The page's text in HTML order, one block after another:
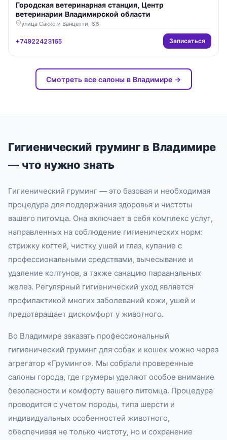
Городская ветеринарная станция, Центр
ветеринарии Владимирской области
улица Сакко и Ванцетти, 66
+74922423165 Записаться
Смотреть все салоны в Владимире →
Гигиенический груминг в Владимире
— что нужно знать
Гигиенический груминг — это базовая и необходимая
процедура для поддержания здоровья и чистоты
вашего питомца. Она включает в себя комплекс услуг,
направленных на соблюдение гигиенических норм:
стрижку когтей, чистку ушей и глаз, купание с
профессиональными средствами, вычесывание и
удаление колтунов, а также санацию параанальных
желез. Регулярный гигиенический уход является
профилактикой многих заболеваний кожи, ушей и
предотвращает дискомфорт у животного.
Во Владимире заказать профессиональный
гигиенический груминг для собак и кошек можно через
агрегатор «Груминго». Мы собрали проверенные
салоны города, где грумеры уделяют особое внимание
безопасности и комфорту вашего питомца. Процедура
проводится с учетом породы, типа шерсти и
индивидуальных особенностей животного,
обеспечивая не только чистоту, но и сохранение